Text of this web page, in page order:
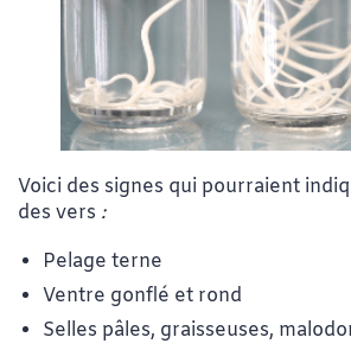
Voici des signes qui pourraient
des vers :
Pelage terne
Ventre gonflé et rond
Selles pâles, graisseuses,